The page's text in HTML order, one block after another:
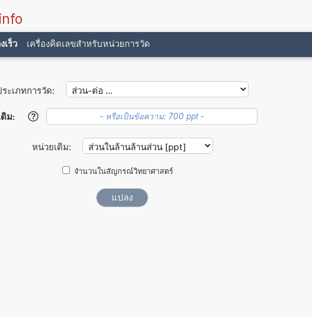
เร็ว เครื่องคิดเลขสำหรับหน่วยการวัด
ะเภทการวัด:
ดิม: ?
หน่วยเดิม:
จำนวนในสัญกรณ์วิทยาศาสตร์